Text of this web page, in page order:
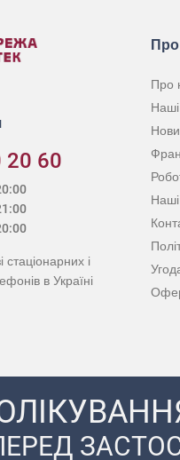
20 60
стаціонарних і
в Україні
Про